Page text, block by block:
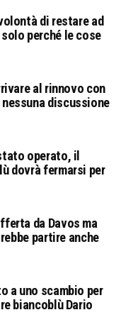
di restare ad
perché le cose
al rinnovo con
discussione
operato, il
dovrà fermarsi per
da Davos ma
partire anche
a uno scambio per
biancoblù Dario